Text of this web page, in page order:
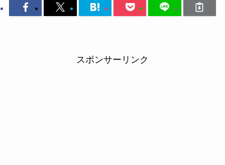
スポンサーリンク